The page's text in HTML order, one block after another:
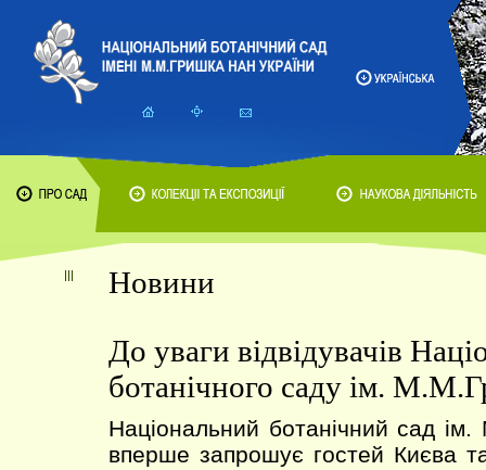
Новини
До уваги відвідувачів
ботанічного саду ім.
Національний ботанічний сад
вперше запрошує гостей Києва